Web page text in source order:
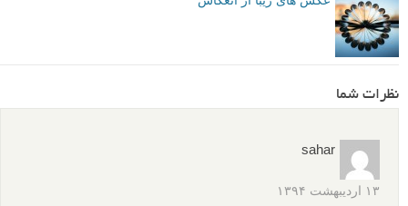
نظرات شما
sahar
۱۳ اردیبهشت ۱۳۹۴